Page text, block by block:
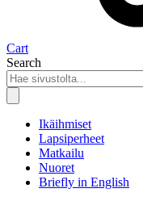
Cart
Search
Ikäihmiset
Lapsiperheet
Matkailu
Nuoret
Briefly in English